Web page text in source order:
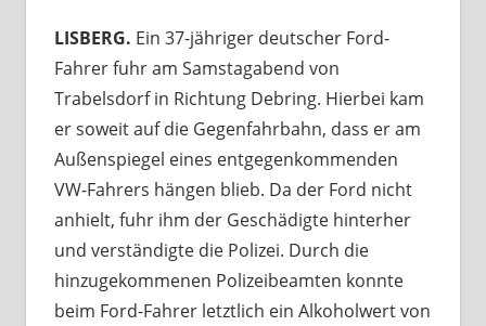
LISBERG. Ein 37-jähriger deutscher Ford-
Fahrer fuhr am Samstagabend von
Trabelsdorf in Richtung Debring. Hierbei kam
er soweit auf die Gegenfahrbahn, dass er am
Außenspiegel eines entgegenkommenden
VW-Fahrers hängen blieb. Da der Ford nicht
anhielt, fuhr ihm der Geschädigte hinterher
und verständigte die Polizei. Durch die
hinzugekommenen Polizeibeamten konnte
beim Ford-Fahrer letztlich ein Alkoholwert von